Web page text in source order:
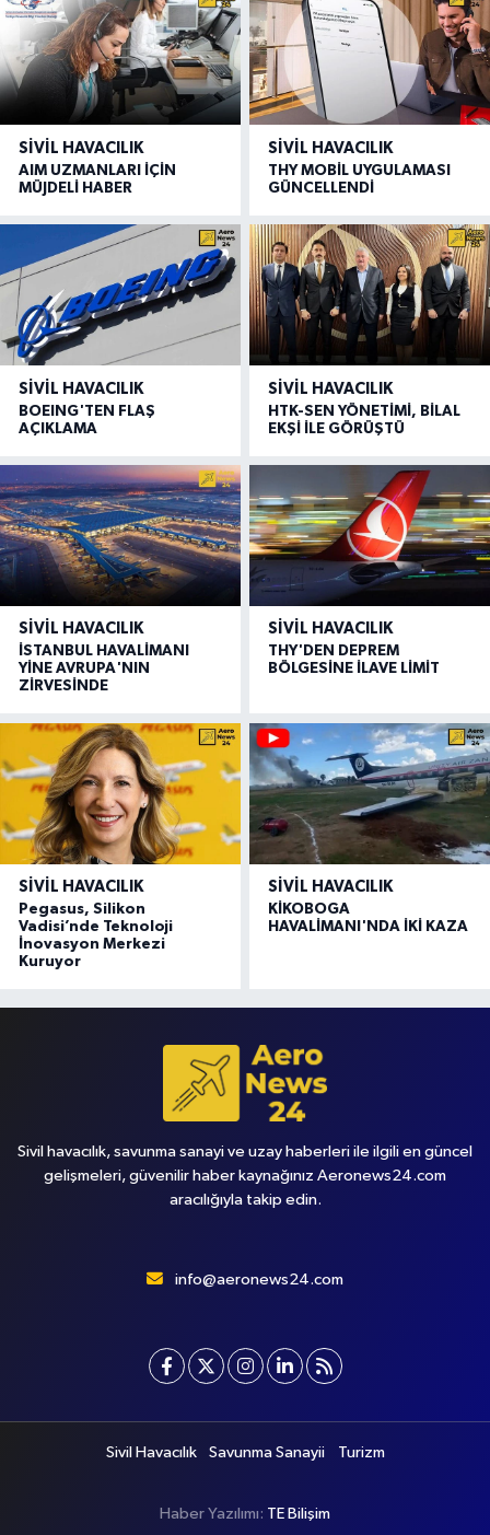
SIVIL HAVACILIK
AIM UZMANLARI İÇİN
MÜJDELİ HABER
SIVIL HAVACILIK
THY MOBİL UYGULAMASI
GÜNCELLENDİ
SIVIL HAVACILIK
BOEING'TEN FLAŞ
AÇIKLAMA
SIVIL HAVACILIK
HTK-SEN YÖNETİMİ, BİLAL
EKŞİ İLE GÖRÜŞTÜ
SIVIL HAVACILIK
İSTANBUL HAVALİMANI
YİNE AVRUPA'NIN
ZİRVESİNDE
SIVIL HAVACILIK
THY'DEN DEPREM
BÖLGESİNE İLAVE LİMİT
SIVIL HAVACILIK
Pegasus, Silikon
Vadisi’nde Teknoloji
İnovasyon Merkezi
Kuruyor
SIVIL HAVACILIK
KİKOBOGA
HAVALİMANI'NDA İKİ KAZA
Sivil havacılık, savunma sanayi ve uzay haberleri ile ilgili en güncel
gelişmeleri, güvenilir haber kaynağınız Aeronews24.com
aracılığıyla takip edin.
info@aeronews24.com
Sivil Havacılık Savunma Sanayii Turizm
Haber Yazılımı: TE Bilişim